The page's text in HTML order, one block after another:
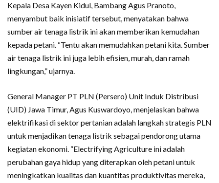
Kepala Desa Kayen Kidul, Bambang Agus Pranoto,
menyambut baik inisiatif tersebut, menyatakan bahwa
sumber air tenaga listrik ini akan memberikan kemudahan
kepada petani. “Tentu akan memudahkan petani kita. Sumber
air tenaga listrik ini juga lebih efisien, murah, dan ramah
lingkungan,” ujarnya.
General Manager PT PLN (Persero) Unit Induk Distribusi
(UID) Jawa Timur, Agus Kuswardoyo, menjelaskan bahwa
elektrifikasi di sektor pertanian adalah langkah strategis PLN
untuk menjadikan tenaga listrik sebagai pendorong utama
kegiatan ekonomi. “Electrifying Agriculture ini adalah
perubahan gaya hidup yang diterapkan oleh petani untuk
meningkatkan kualitas dan kuantitas produktivitas mereka,